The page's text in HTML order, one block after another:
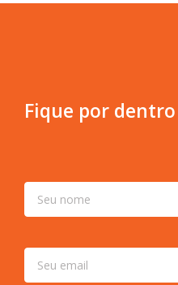
Fique por